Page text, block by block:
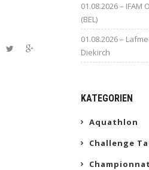
01.08.2026 –
(BEL)
01.08.2026 –
Diekirch
KATEGORIEN
Aquathlon
Challenge